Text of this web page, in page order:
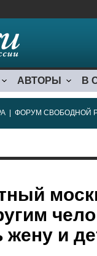
АВТОРЫ В
ФОРУМ СВОБОДНОЙ
жену и